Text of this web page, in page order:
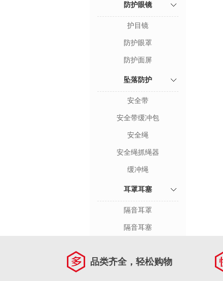
防护眼镜
护目镜
防护眼罩
防护面屏
坠落防护
安全带
安全带缓冲包
安全绳
安全绳抓绳器
缓冲绳
耳罩耳塞
隔音耳罩
隔音耳塞
品类齐全，轻松购物